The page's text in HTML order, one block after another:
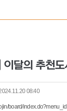
이달의 추천도
08:40
board/